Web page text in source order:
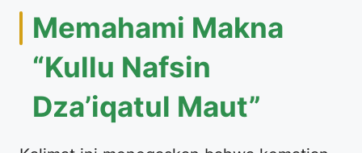
Memahami Makna
“Kullu Nafsin
Dza’iqatul Maut”